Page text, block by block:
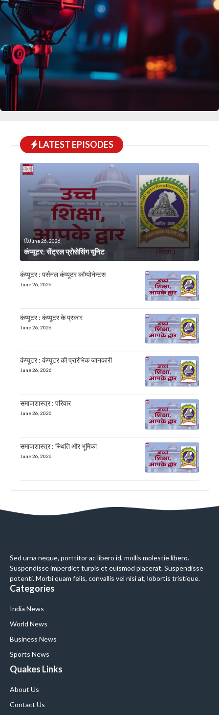
LATEST EPISODES
June 26, 2026
कंप्यूटर: सेंट्रल प्रोसेसिंग यूनिट
कंप्यूटर : पर्सनल कंप्यूटर कॉम्पोनेन्टस
June 26, 2026
कंप्यूटर : कंप्यूटर के प्रकार
June 26, 2026
कंप्यूटर : कंप्यूटर की प्रारंभिक जानकारी
June 26, 2026
समाजशास्त्र : परिवार
June 26, 2026
समाजशास्त्र : स्थिति और भूमिका
June 26, 2026
Sed urna neque, porttitor ac libero id, mollis molestie libero.
Suspendisse imperdiet turpis et euismod placerat. Suspendisse
potenti. Morbi quam felis, convallis vel nisi at, lobortis tristique.
Categories
India News
World News
Business News
Sports News
Quakes Links
About Us
Contact Us